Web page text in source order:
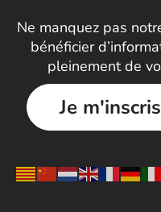
Ne manquez pas
bénéficier
pleinement de
Je